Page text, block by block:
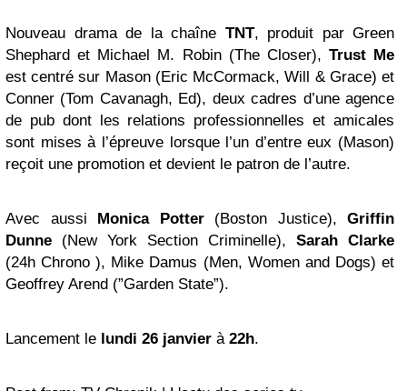
Nouveau drama de la chaîne TNT, produit par Green
Shephard et Michael M. Robin (The Closer), Trust Me
est centré sur Mason (Eric McCormack, Will & Grace) et
Conner (Tom Cavanagh, Ed), deux cadres d’une agence
de pub dont les relations professionnelles et amicales
sont mises à l’épreuve lorsque l’un d’entre eux (Mason)
reçoit une promotion et devient le patron de l’autre.
Avec aussi Monica Potter(Boston Justice), Griffin
Dunne (New York Section Criminelle), Sarah Clarke
(24h Chrono ), Mike Damus (Men, Women and Dogs) et
Geoffrey Arend (”Garden State”).
Lancement le lundi 26 janvier à 22h.